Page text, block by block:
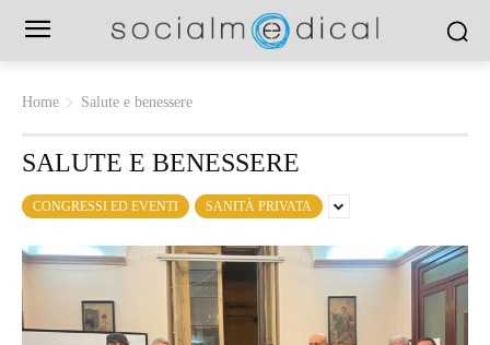
Home Salute e benessere
SALUTE E BENESSERE
CONGRESSI ED EVENTI SANITÀ PRIVATA